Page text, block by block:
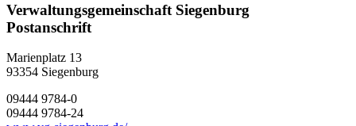
Verwaltungsgemeinschaft Siegenburg
Postanschrift
Marienplatz 13
93354 Siegenburg
09444 9784-0
09444 9784-24